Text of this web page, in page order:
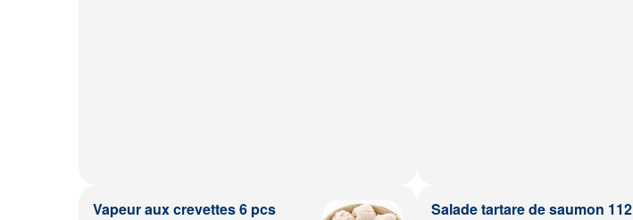
Vapeur aux crevettes 6 pcs
Salade tartare de saumon 112